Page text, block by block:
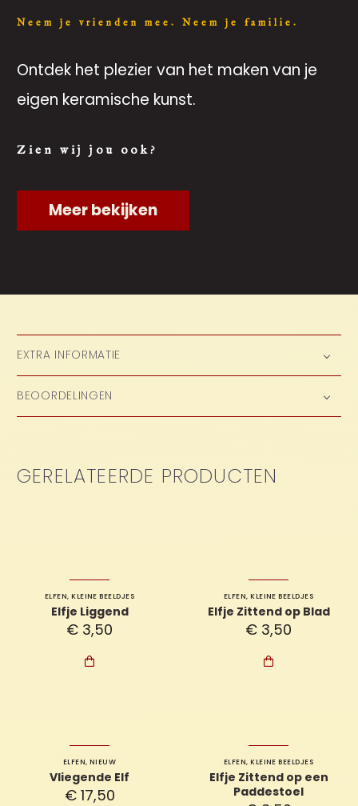
Neem je vrienden mee. Neem je familie.
Ontdek het plezier van het maken van je
eigen keramische kunst.
Zien wij jou ook?
Meer bekijken
EXTRA INFORMATIE
BEOORDELINGEN
GERELATEERDE PRODUCTEN
ELFEN,KLEINE BEELDJES
Elfje Liggend
€ 3,50

ELFEN,KLEINE BEELDJES
Elfje Zittend op Blad
€ 3,50

ELFEN, NIEUW
Vliegende Elf
€17,50
ELFEN,KLEINE BEELDJES
Elfje Zittend op een
Paddestoel